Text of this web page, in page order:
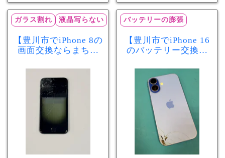
ガラス割れ 液晶写らない
【豊川市でiPhone 8の
画面交換ならまちス
れ・液晶不良も当日
60分で修理可能！
バッテリーの膨張
【豊川市でiPhone 16
のバッテリー交換な
少し膨張したバッテ
リーも当日90分で安
心修理！